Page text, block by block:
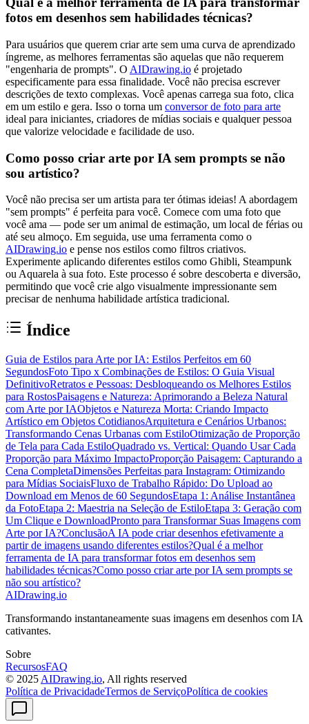
fotos em desenhos sem habilidades técnicas?
Para usuários que querem criar arte sem uma curva de aprendizado
íngreme, as melhores ferramentas são aquelas que não requerem
"engenharia de prompts". O AIDrawing.io é projetado
especificamente para essa finalidade. Você não precisa escrever
descrições de texto complexas. Você apenas carrega sua foto, clica
em um estilo e gera. Isso o torna um conversor de foto para arte
ideal para iniciantes, criadores de mídias sociais e qualquer pessoa
que valorize velocidade e facilidade de uso.
Como posso criar arte por IA sem prompts se não
sou artístico?
Você não precisa ser um artista para ter ótimas ideias! A abordagem
"sem prompts" é perfeita para você. Comece com uma foto que
você ama — pode ser um animal de estimação, um local de férias ou
até seu almoço. Em seguida, use uma ferramenta como o
AIDrawing.io e pense nos estilos como filtros criativos.
Experimente aplicando diferentes estilos como Ghibli, Steampunk
ou Aquarela à sua foto. Este processo é sobre descoberta e diversão,
permitindo que você crie algo visualmente impressionante sem
precisar de nenhuma habilidade artística tradicional.
Índice
Guia de Estilos para Arte por IA: Estilos Perfeitos em 60
SegundosFoto Tipo x Combinações de Estilos: O Guia Visual
DefinitivoRetratos e Pessoas: Desbloqueando os Melhores Estilos
para RostosPaisagens e Natureza: Aprimorando a Beleza Natural
com Arte por IAObjetos e Natureza Morta: Criando Impacto
Artístico em Objetos CotidianosArquitetura e Cenários Urbanos:
Transformando Cenas Urbanas com EstiloOtimização de Proporção
de Tela para Cada EstiloQuadrado vs. Vertical: Quando Usar Cada
Proporção para Máximo ImpactoProporção Paisagem: Capturando a
Cena CompletaDimensões Perfeitas para Instagram: Otimizando
para Mídias SociaisFluxo de Trabalho Rápido: Do Upload ao
Download em Menos de 60 SegundosEtapa 1: Análise Instantânea
da FotoEtapa 2: Maestria na Seleção de EstiloEtapa 3: Geração com
Um Clique e DownloadPronto para Transformar Suas Imagens com
Arte por IA?ConclusãoA IA pode criar desenhos efetivamente a
partir de imagens usando diferentes estilos?Qual é a melhor
ferramenta de IA para transformar fotos em desenhos sem
habilidades técnicas?Como posso criar arte por IA sem prompts se
não sou artístico?
AIDrawing.io
Transformando instantaneamente suas imagens em desenhos com IA
cativantes.
Sobre
RecursosFAQ
© 2025 AIDrawing.io, All rights reserved
Política de PrivacidadeTermos de ServiçoPolítica de cookies